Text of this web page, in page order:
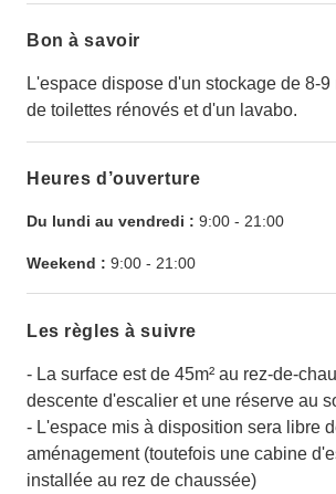
Bon à savoir
L'espace dispose d'un stockage de 8-9
de toilettes rénovés et d'un lavabo.
Heures d’ouverture
Du lundi au vendredi : 9:00 - 21:00
Weekend : 9:00 - 21:00
Les règles à suivre
- La surface est de 45m² au rez-de-
descente d'escalier et une réserve au
- L'espace mis à disposition sera libre
aménagement (toutefois une cabine
installée au rez de chaussée)